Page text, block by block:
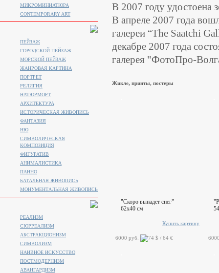
В 2007 году удостоена
В апреле 2007 года
галереи “The Saatchi
декабре 2007 года
галерея "ФотоПро-
Жикле, принты, постеры
"Скоро выпадет снег"
62x40 см
Купить картину
6000 руб.
МИКРОМИНИАТЮРА
CONTEMPORARY ART
ПЕЙЗАЖ
ГОРОДСКОЙ ПЕЙЗАЖ
МОРСКОЙ ПЕЙЗАЖ
ЖАНРОВАЯ КАРТИНА
ПОРТРЕТ
РЕЛИГИЯ
НАТЮРМОРТ
АРХИТЕКТУРА
ИСТОРИЧЕСКАЯ ЖИВОПИСЬ
ФАНТАЗИЯ
НЮ
СИМВОЛИЧЕСКАЯ
КОМПОЗИЦИЯ
ФИГУРАТИВ
АНИМАЛИСТИКA
ПАННО
БАТАЛЬНАЯ ЖИВОПИСЬ
МОНУМЕНТАЛЬНАЯ ЖИВОПИСЬ
РЕАЛИЗМ
СЮРРЕАЛИЗМ
АБСТРАКЦИОНИЗМ
СИМВОЛИЗМ
НАИВНОЕ ИСКУССТВО
ПОСТМОДЕРНИЗМ
АВАНГАРДИЗМ